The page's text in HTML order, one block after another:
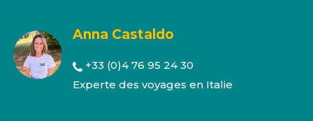
Anna Castaldo
+33 (0)4 76 95 24 30
Experte des voyages en Italie